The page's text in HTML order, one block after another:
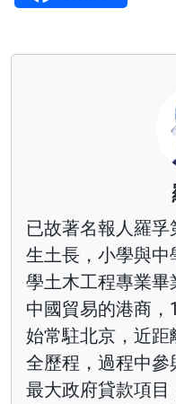
已故著名報人羅
生土長，小學與
學土木工程專業
中國貿易的港商
始常駐北京，近
全歷程，過程中參
最大政府貸款項